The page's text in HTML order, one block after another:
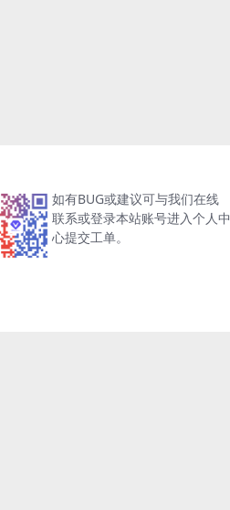
如有BUG或建议可与我们在线
联系或登录本站账号进入个人中
心提交工单。